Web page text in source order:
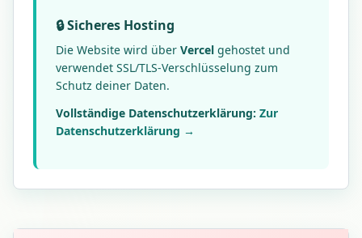
🔒 Sicheres Hosting
Die Website wird über Vercel gehostet und
verwendet SSL/TLS-Verschlüsselung zum
Schutz deiner Daten.
Vollständige Datenschutzerklärung: Zur
Datenschutzerklärung →